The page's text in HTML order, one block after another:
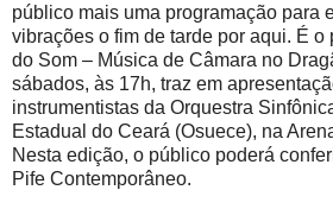
público mais uma programação para
vibrações o fim de tarde por aqui. É o
do Som – Música de Câmara no
sábados, às 17h, traz em
instrumentistas da Orquestra
Estadual do Ceará (Osuece), na
Nesta edição, o público poderá
Pife Contemporâneo.